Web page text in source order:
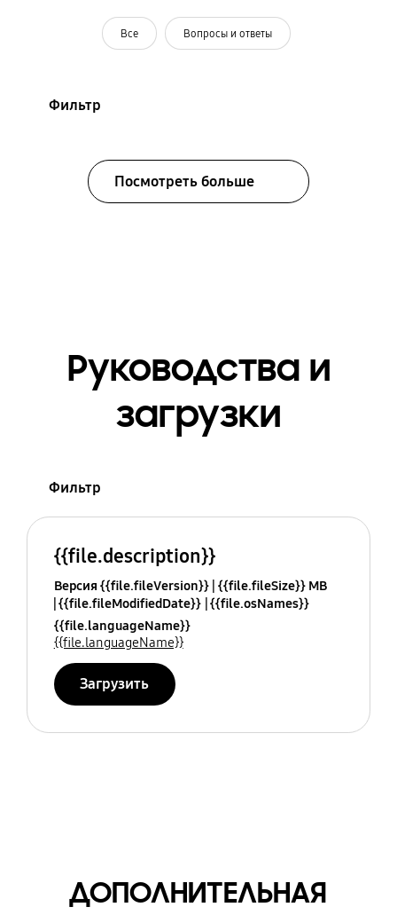
Все Вопросы и ответы
Фильтр
Посмотреть больше
Руководства и
загрузки
Фильтр
{{file.description}}
Версия {{file.fileVersion}} {{file.fileSize}} MB
{{file.fileModifiedDate}} {{file.osNames}}
{{file.languageName}}
{{file.languageName}}
Загрузить
ДОПОЛНИТЕЛЬНАЯ